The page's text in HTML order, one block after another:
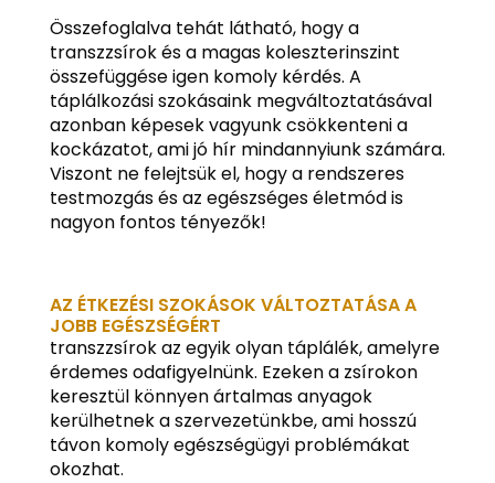
Összefoglalva tehát látható, hogy a
transzzsírok és a magas koleszterinszint
összefüggése igen komoly kérdés. A
táplálkozási szokásaink megváltoztatásával
azonban képesek vagyunk csökkenteni a
kockázatot, ami jó hír mindannyiunk számára.
Viszont ne felejtsük el, hogy a rendszeres
testmozgás és az egészséges életmód is
nagyon fontos tényezők!
AZ ÉTKEZÉSI SZOKÁSOK VÁLTOZTATÁSA A
JOBB EGÉSZSÉGÉRT
transzzsírok az egyik olyan táplálék, amelyre
érdemes odafigyelnünk. Ezeken a zsírokon
keresztül könnyen ártalmas anyagok
kerülhetnek a szervezetünkbe, ami hosszú
távon komoly egészségügyi problémákat
okozhat.